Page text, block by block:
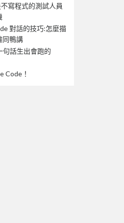
寫程式的測試人員
對話的技巧:怎麼描
同鴨講
句話生出會跑的
Code！